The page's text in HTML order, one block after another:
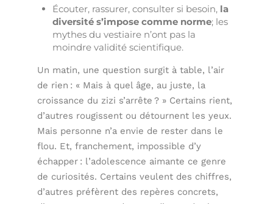
Écouter, rassurer, consulter si besoin, la
diversité s’impose comme norme; les
mythes du vestiaire n’ont pas la
moindre validité scientifique.
Un matin, une question surgit à table, l’air
de rien : « Mais à quel âge, au juste, la
croissance du zizi s’arrête ? » Certains rient,
d’autres rougissent ou détournent les yeux.
Mais personne n’a envie de rester dans le
flou. Et, franchement, impossible d’y
échapper : l’adolescence aimante ce genre
de curiosités. Certains veulent des chiffres,
d’autres préfèrent des repères concrets,